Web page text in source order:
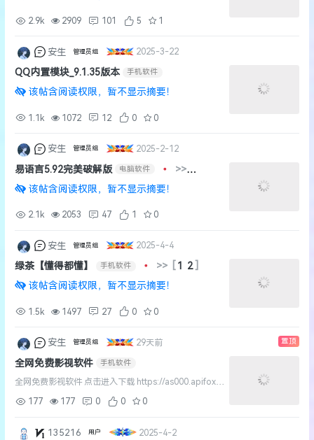
2.9k 2909 101 5 1
安生 管理员组 2025-3-22
QQ内置模块_9.1.35版本 手机软件
该帖含阅读权限，暂不显示摘要！
1.1k 1072 12 0 0
安生 管理员组 2025-2-12
易语言5.92完美破解版 电脑软件 •
>>
[ 1 2 3 ]
该帖含阅读权限，暂不显示摘要！
2.1k 2053 47 1 0
安生 管理员组 2025-4-4
绿茶【懂得都懂】 手机软件 • >> [ 1 2 ]
该帖含阅读权限，暂不显示摘要！
1.5k 1497 27 0 0
安生 管理员组 29天前 置顶
全网免费影视软件 手机软件
全网免费影视软件 点击进入下载 https://as000.apifox.c
n 各种类型影视都可以高清观看 电视剧，动漫，电影。
综艺应有尽有 ...
177 177 0 0 0
135216 用户 2025-4-2